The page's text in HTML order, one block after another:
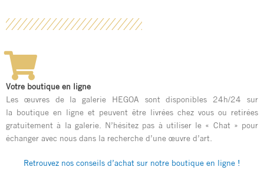
Votre boutique en ligne​
Les œuvres de la galerie HEGOA sont disponibles 24h/24 sur
la boutique en ligne et peuvent être livrées chez vous ou retirées
gratuitement à la galerie. N’hésitez pas à utiliser le « Chat » pour
échanger avec nous dans la recherche d’une œuvre d’art.
Retrouvez nos conseils d’achat sur notre boutique en ligne !